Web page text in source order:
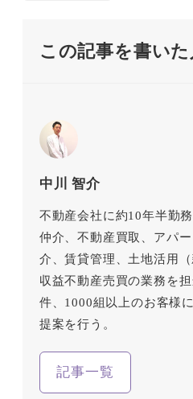
この記事を書いた
中川 智介
不動産会社に約10年半勤
仲介、不動産買取、アパ
介、賃貸管理、土地活用
収益不動産売買の業務を
件、1000組以上のお客様
提案を行う。
記事一覧